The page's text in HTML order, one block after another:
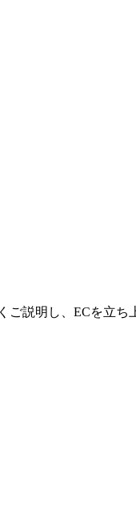
説明し、ECを立